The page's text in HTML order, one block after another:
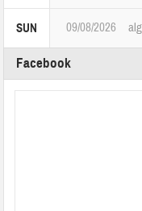
SUN 09/08/2026
Facebook